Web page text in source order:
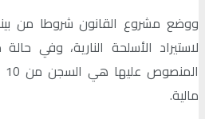
ووضع مشروع القانون شروطا من
لاستيراد الأسلحة النارية، وفي
مالية.